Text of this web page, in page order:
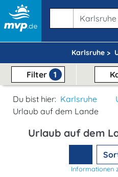
Karlsruhe >
Filter 1
Du bist hier: Karlsruhe
Urlaub auf dem Lande
Urlaub auf dem
Informationen